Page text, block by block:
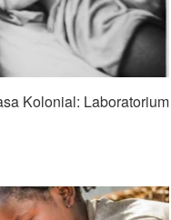
Kolonial: Laboratorium